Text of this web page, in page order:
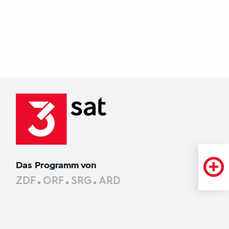
Das Programm von
ZDF ORF SRG ARD